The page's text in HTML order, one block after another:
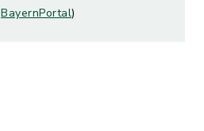
BayernPortal)